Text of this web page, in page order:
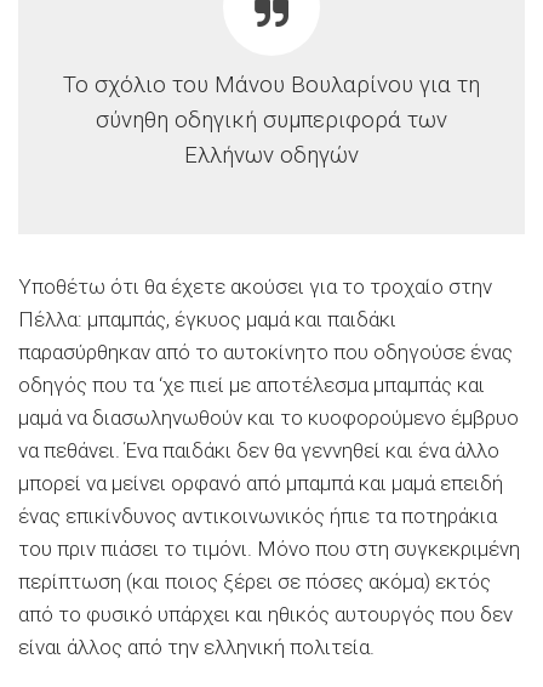
Το σχόλιο του Μάνου Βουλαρίνου για τη
σύνηθη οδηγική συμπεριφορά των
Ελλήνων οδηγών
Υποθέτω ότι θα έχετε ακούσει για το τροχαίο στην
Πέλλα: μπαμπάς, έγκυος μαμά και παιδάκι
παρασύρθηκαν από το αυτοκίνητο που οδηγούσε ένας
οδηγός που τα ‘χε πιεί με αποτέλεσμα μπαμπάς και
μαμά να διασωληνωθούν και το κυοφορούμενο έμβρυο
να πεθάνει. Ένα παιδάκι δεν θα γεννηθεί και ένα άλλο
μπορεί να μείνει ορφανό από μπαμπά και μαμά επειδή
ένας επικίνδυνος αντικοινωνικός ήπιε τα ποτηράκια
του πριν πιάσει το τιμόνι. Μόνο που στη συγκεκριμένη
περίπτωση (και ποιος ξέρει σε πόσες ακόμα) εκτός
από το φυσικό υπάρχει και ηθικός αυτουργός που δεν
είναι άλλος από την ελληνική πολιτεία.